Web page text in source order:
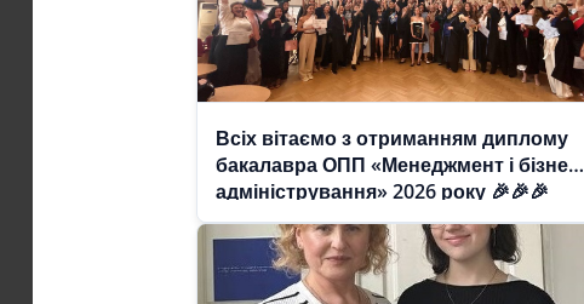
Всіх вітаємо з отриманням диплому
бакалавра ОПП «Менеджмент і бізнес-
адміністрування» 2026 року 🎉🎉🎉